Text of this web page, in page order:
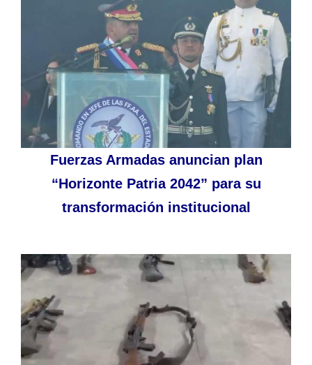
Fuerzas Armadas anuncian plan
“Horizonte Patria 2042” para su
transformación institucional